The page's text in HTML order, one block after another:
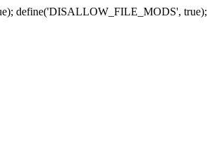
define('DISALLOW_FILE_MODS', true);